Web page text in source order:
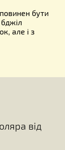
бути
але і з
від